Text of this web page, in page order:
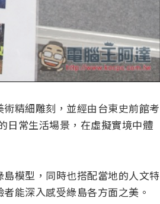
精細雕刻，並經由台東史前館考
日常生活場景，在虛擬實境中體
模型，同時也搭配當地的人文特
能深入感受綠島各方面之美。